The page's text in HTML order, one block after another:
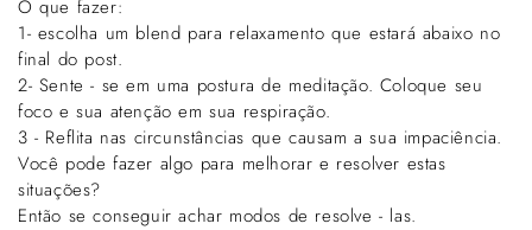
O que fazer:
1- escolha um blend para relaxamento que estará abaixo no
final do post.
2- Sente - se em uma postura de meditação. Coloque seu
foco e sua atenção em sua respiração.
3 - Reflita nas circunstâncias que causam a sua impaciência.
Você pode fazer algo para melhorar e resolver estas
situações?
Então se conseguir achar modos de resolve - las.